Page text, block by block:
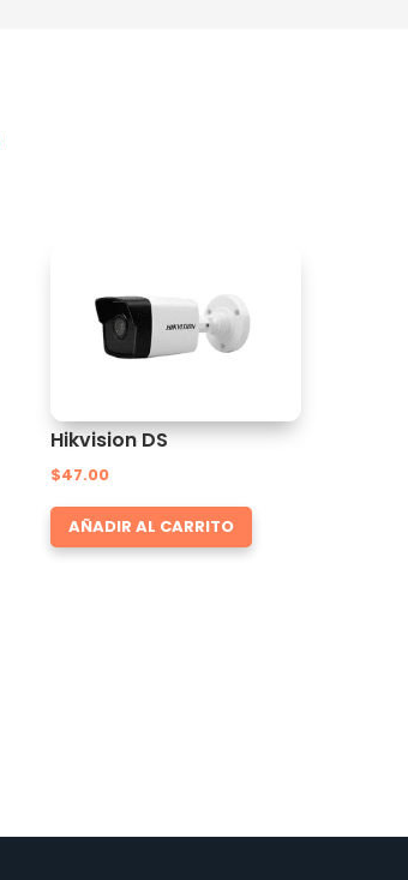
Hikvision DS
$47.00
AÑADIR AL CARRITO